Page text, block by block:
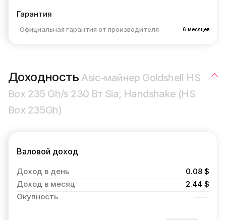
Гарантия
Официальная гарантия от производителя 6 месяцев
ДоходностьAsic-майнер Goldshell HS
Box 235 Gh/s 230 Вт Sia, Handshake (HS
Box 235Gh)
Валовой доход
Доход в день
0.08 $
Доход в месяц
2.44 $
Окупность